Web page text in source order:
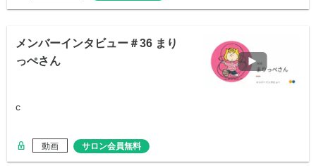
メンバーインタビュー＃36 まり
っぺさん
c
動画 サロン会員無料